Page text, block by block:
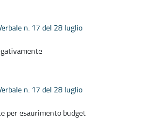
n. 17 del 28 luglio
n. 17 del 28 luglio
per esaurimento budget